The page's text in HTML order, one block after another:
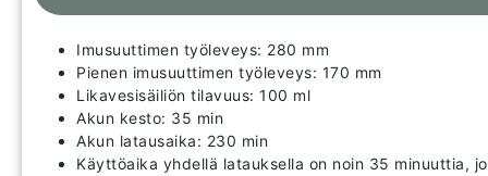
Imusuuttimen työleveys: 280 mm
Pienen imusuuttimen työleveys: 170 mm
Likavesisäiliön tilavuus: 100 ml
Akun kesto: 35 min
Akun latausaika: 230 min
Käyttöaika yhdellä latauksella on noin 35 minuuttia,